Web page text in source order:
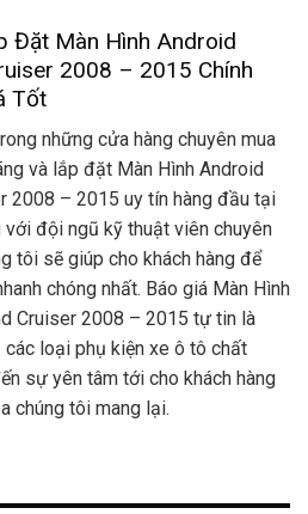
Đặt Màn Hình Android
2008 – 2015 Chính
Tốt
những cửa hàng chuyên mua
và lắp đặt Màn Hình Android
2008 – 2015 uy tín hàng đầu tại
với đội ngũ kỹ thuật viên chuyên
tôi sẽ giúp cho khách hàng để
chóng nhất. Báo giá Màn Hình
Cruiser 2008 – 2015 tự tin là
loại phụ kiện xe ô tô chất
sự yên tâm tới cho khách hàng
chúng tôi mang lại.